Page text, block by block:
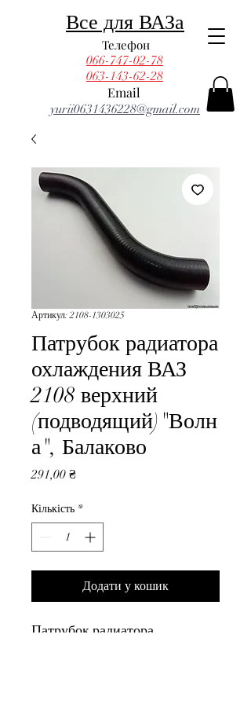
Email
Телефон
yurii0631436228@gmail.com
066-747-02-78
Все для ВАЗа
063-143-62-28
Артикул: 2108-1303025
Патрубок радиатора
охлаждения ВАЗ
2108 верхний
(подводящий)"Волн
а", Балаково
291,00 ₴Ціна
Кількість *
Додати у кошик
Патрубок радиатора